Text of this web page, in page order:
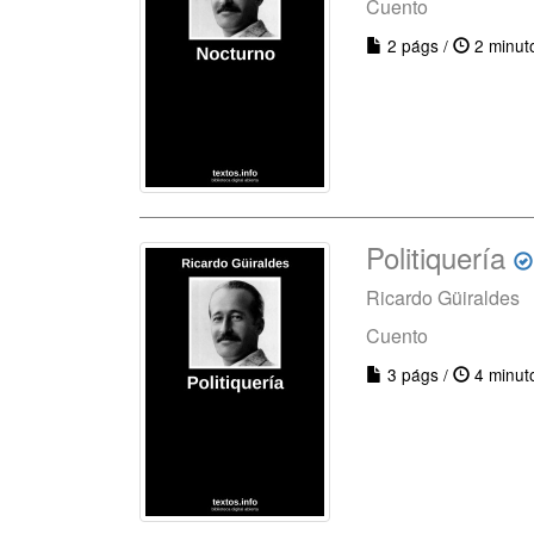
Cuento
2 págs / 2
Politiquería
Ricardo Güiraldes
Cuento
3 págs / 4